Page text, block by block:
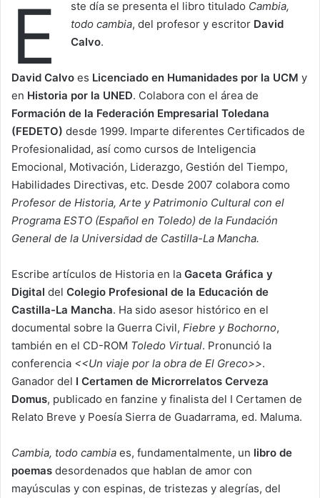
E ste día se presenta el libro titulado Cambia,
todo cambia, del profesor y escritor David
Calvo.
David Calvo es Licenciado en Humanidades por la UCM y
en Historia por la UNED. Colabora con el área de
Formación de la Federación Empresarial Toledana
(FEDETO) desde 1999. Imparte diferentes Certificados de
Profesionalidad, así como cursos de Inteligencia
Emocional, Motivación, Liderazgo, Gestión del Tiempo,
Habilidades Directivas, etc. Desde 2007 colabora como
Profesor de Historia, Arte y Patrimonio Cultural con el
Programa ESTO (Español en Toledo) de la Fundación
General de la Universidad de Castilla-La Mancha.
Escribe artículos de Historia en la Gaceta Gráfica y
Digital del Colegio Profesional de la Educación de
Castilla-La Mancha. Ha sido asesor histórico en el
documental sobre la Guerra Civil, Fiebre y Bochorno,
también en el CD-ROM Toledo Virtual. Pronunció la
conferencia <<Un viaje por la obra de El Greco>>.
Ganador del I Certamen de Microrrelatos Cerveza
Domus, publicado en fanzine y finalista del I Certamen de
Relato Breve y Poesía Sierra de Guadarrama, ed. Maluma.
Cambia, todo cambia es, fundamentalmente, un libro de
poemas desordenados que hablan de amor con
mayúsculas y con espinas, de tristezas y alegrías, del